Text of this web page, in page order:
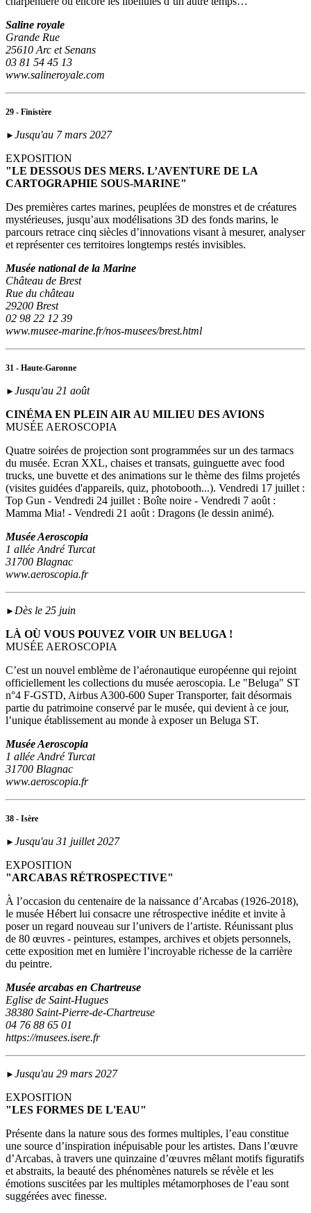
Saline royale
Grande Rue
25610 Arc et Senans
03 81 54 45 13
www.salineroyale.com
29 - Finistère
► Jusqu'au 7 mars 2027
EXPOSITION
"LE DESSOUS DES MERS. L’AVENTURE DE LA
CARTOGRAPHIE SOUS-MARINE"
Des premières cartes marines, peuplées de monstres et de créatures
mystérieuses, jusqu’aux modélisations 3D des fonds marins, le
parcours retrace cinq siècles d’innovations visant à mesurer, analyser
et représenter ces territoires longtemps restés invisibles.
Musée national de la Marine
Château de Brest
Rue du château
29200 Brest
02 98 22 12 39
www.musee-marine.fr/nos-musees/brest.html
31 - Haute-Garonne
► Jusqu'au 21 août
CINÉMA EN PLEIN AIR AU MILIEU DES AVIONS
MUSÉE AEROSCOPIA
Quatre soirées de projection sont programmées sur un des tarmacs
du musée. Ecran XXL, chaises et transats, guinguette avec food
trucks, une buvette et des animations sur le thème des films projetés
(visites guidées d'appareils, quiz, photobooth...). Vendredi 17 juillet :
Top Gun - Vendredi 24 juillet : Boîte noire - Vendredi 7 août :
Mamma Mia! - Vendredi 21 août : Dragons (le dessin animé).
Musée Aeroscopia
1 allée André Turcat
31700 Blagnac
www.aeroscopia.fr
► Dès le 25 juin
LÀ OÙ VOUS POUVEZ VOIR UN BELUGA !
MUSÉE AEROSCOPIA
C’est un nouvel emblème de l’aéronautique européenne qui rejoint
officiellement les collections du musée aeroscopia. Le "Beluga" ST
n°4 F-GSTD, Airbus A300-600 Super Transporter, fait désormais
partie du patrimoine conservé par le musée, qui devient à ce jour,
l’unique établissement au monde à exposer un Beluga ST.
Musée Aeroscopia
1 allée André Turcat
31700 Blagnac
www.aeroscopia.fr
38 - Isère
► Jusqu'au 31 juillet 2027
EXPOSITION
"ARCABAS RÉTROSPECTIVE"
À l’occasion du centenaire de la naissance d’Arcabas (1926-2018),
le musée Hébert lui consacre une rétrospective inédite et invite à
poser un regard nouveau sur l’univers de l’artiste. Réunissant plus
de 80 œuvres - peintures, estampes, archives et objets personnels,
cette exposition met en lumière l’incroyable richesse de la carrière
du peintre.
Musée arcabas en Chartreuse
Eglise de Saint-Hugues
38380 Saint-Pierre-de-Chartreuse
04 76 88 65 01
https://musees.isere.fr
► Jusqu'au 29 mars 2027
EXPOSITION
"LES FORMES DE L'EAU"
Présente dans la nature sous des formes multiples, l’eau constitue
une source d’inspiration inépuisable pour les artistes. Dans l’œuvre
d’Arcabas, à travers une quinzaine d’œuvres mêlant motifs figuratifs
et abstraits, la beauté des phénomènes naturels se révèle et les
émotions suscitées par les multiples métamorphoses de l’eau sont
suggérées avec finesse.